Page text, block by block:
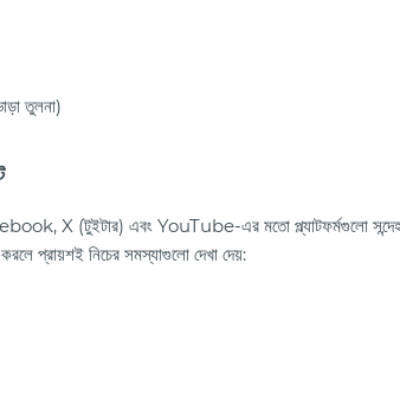
তুলনা)
X (টুইটার) এবং YouTube-এর মতো প্ল্যাটফর্মগুলো
প্রায়শই নিচের সমস্যাগুলো দেখা দেয়: